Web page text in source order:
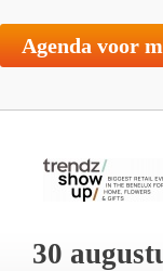
Agenda voor
30